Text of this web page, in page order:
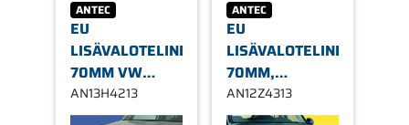
ANTEC
EU
LISÄVALOTELINE
70MM VW
AMAROK 2010-
AN13H4213
ANTEC
EU
LISÄVALOTELINE
70MM,
POIKITTAISPUTK
VW TIGUAN
AN12Z4313